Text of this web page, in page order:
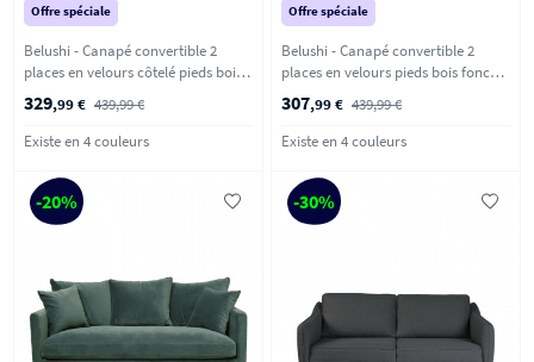
Offre spéciale
Belushi - Canapé convertible 2
places en velours côtelé pieds bois
329,99 € 439,99 €
Existe en 4 couleurs
Offre spéciale
Belushi - Canapé convertible 2
places en velours pieds bois foncé -
Rouille
307,99 € 439,99 €
Existe en 4 couleurs
-20% -30%